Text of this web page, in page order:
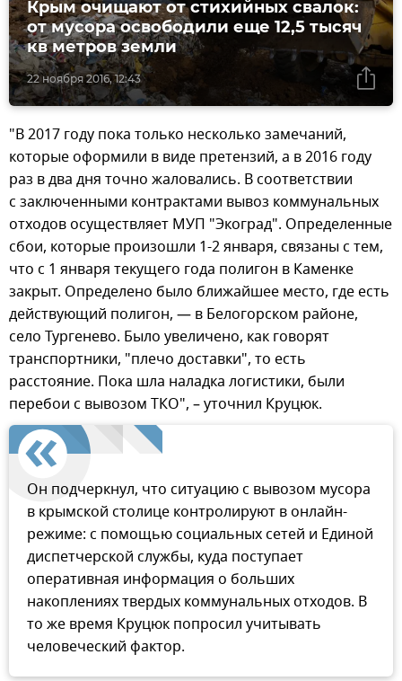
22 ноября 2016, 12:43
Крым очищают от стихийных свалок:
от мусора освободили еще 12,5 тысяч
кв метров земли
"В 2017 году пока только несколько замечаний,
которые оформили в виде претензий, а в 2016 году
раз в два дня точно жаловались. В соответствии
с заключенными контрактами вывоз коммунальных
отходов осуществляет МУП "Экоград". Определенные
сбои, которые произошли 1-2 января, связаны с тем,
что с 1 января текущего года полигон в Каменке
закрыт. Определено было ближайшее место, где есть
действующий полигон, — в Белогорском районе,
село Тургенево. Было увеличено, как говорят
транспортники, "плечо доставки", то есть
расстояние. Пока шла наладка логистики, были
перебои с вывозом ТКО", – уточнил Круцюк.
Он подчеркнул, что ситуацию с вывозом мусора
в крымской столице контролируют в онлайн-
режиме: с помощью социальных сетей и Единой
диспетчерской службы, куда поступает
оперативная информация о больших
накоплениях твердых коммунальных отходов. В
то же время Круцюк попросил учитывать
человеческий фактор.